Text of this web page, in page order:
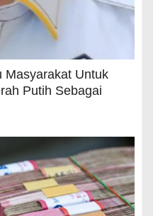
Masyarakat Untuk
Putih Sebagai